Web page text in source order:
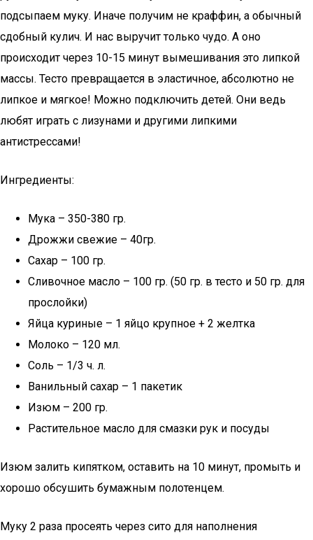
подсыпаем муку. Иначе получим не краффин, а обычный
сдобный кулич. И нас выручит только чудо. А оно
происходит через 10-15 минут вымешивания это липкой
массы. Тесто превращается в эластичное, абсолютно не
липкое и мягкое! Можно подключить детей. Они ведь
любят играть с лизунами и другими липкими
антистрессами!
Ингредиенты:
Мука – 350-380 гр.
Дрожжи свежие – 40гр.
Сахар – 100 гр.
Сливочное масло – 100 гр. (50 гр. в тесто и 50 гр. для
прослойки)
Яйца куриные – 1 яйцо крупное + 2 желтка
Молоко – 120 мл.
Соль – 1/3 ч. л.
Ванильный сахар – 1 пакетик
Изюм – 200 гр.
Растительное масло для смазки рук и посуды
Изюм залить кипятком, оставить на 10 минут, промыть и
хорошо обсушить бумажным полотенцем.
Муку 2 раза просеять через сито для наполнения